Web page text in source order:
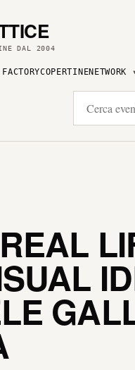
DAL 2004
COPERTINENETWORK